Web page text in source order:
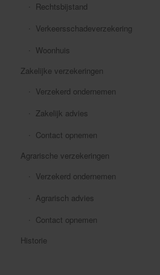
Rechtsbijstand
Verkeersschadeverzekering
Woonhuis
Zakelijke verzekeringen
Verzekerd ondernemen
Zakelijk advies
Contact opnemen
Agrarische verzekeringen
Verzekerd ondernemen
Agrarisch advies
Contact opnemen
Historie